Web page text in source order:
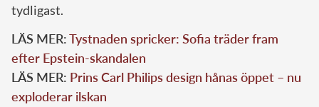
tydligast.
LÄS MER:Tystnaden spricker: Sofia träder fram
efter Epstein-skandalen
LÄS MER: Prins Carl Philips design hånas öppet – nu
exploderar ilskan